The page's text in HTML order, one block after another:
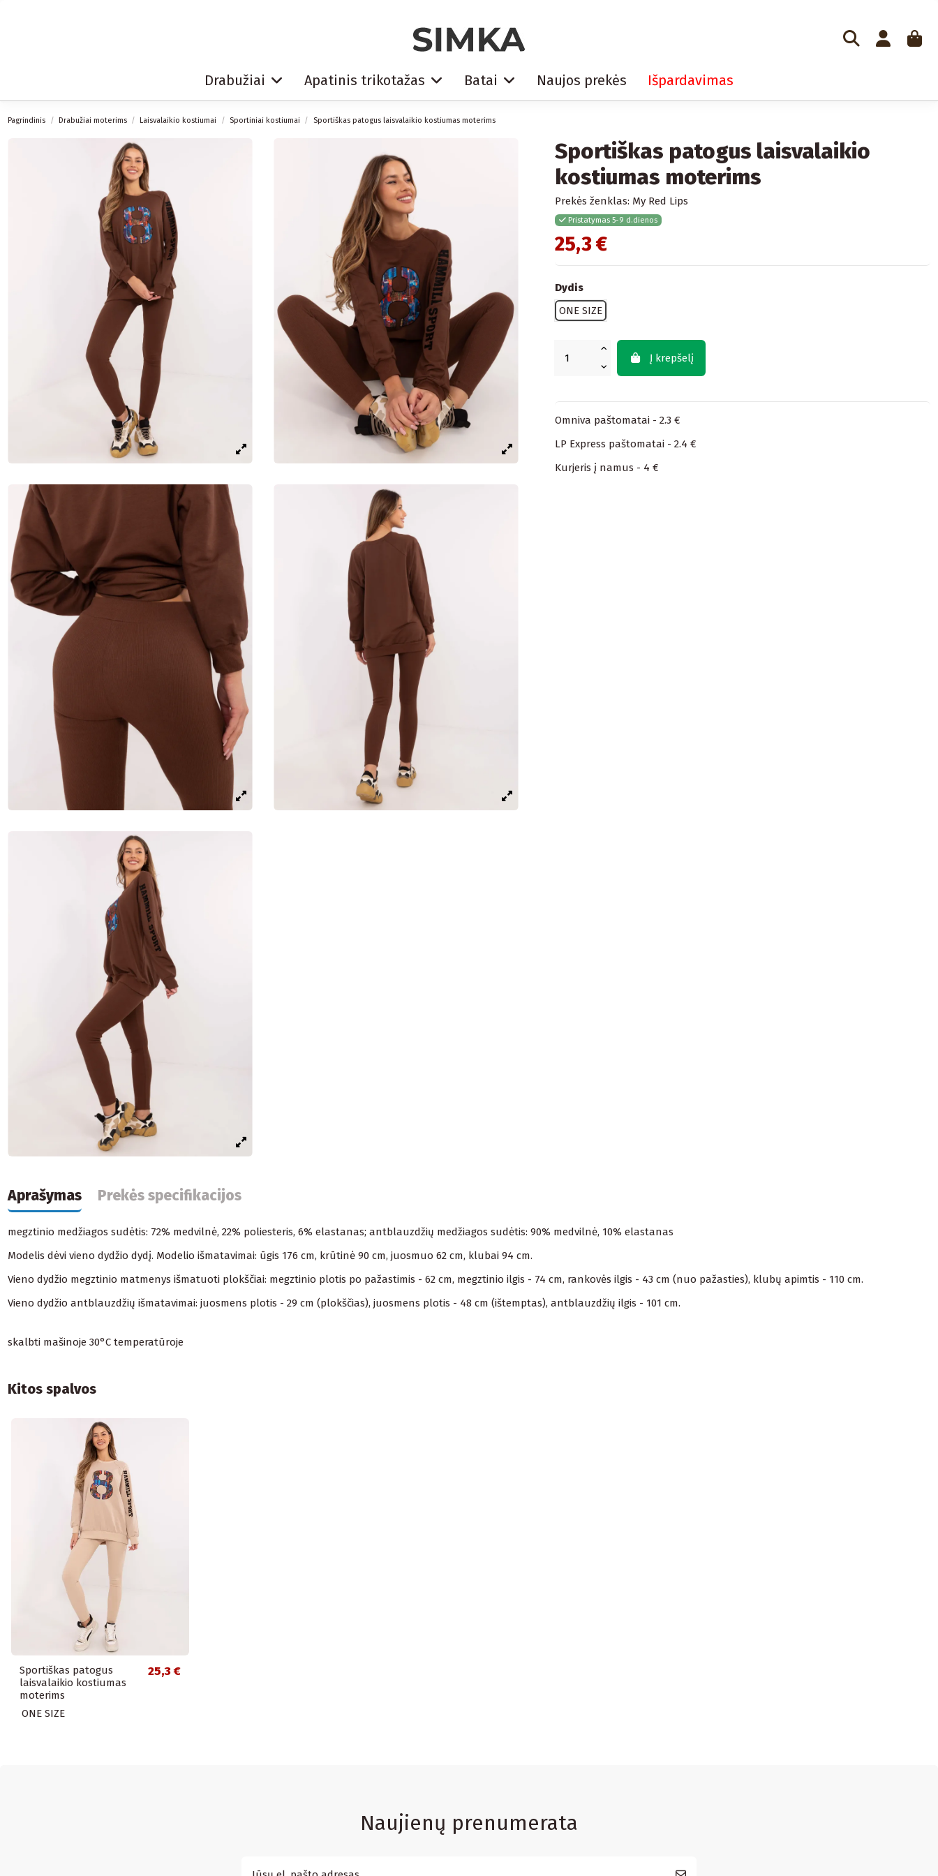
Drabužiai Apatinis trikotažas Batai Naujos prekės Išpardavimas
Pagrindinis Drabužiai moterims Laisvalaikio kostiumai Sportiniai kostiumai Sportiškas patogus laisvalaikio kostiumas moterims
Sportiškas patogus laisvalaikio
kostiumas moterims
Prekės ženklas: My Red Lips
Pristatymas 5-9 d.dienos
25,3 €
Dydis
ONE SIZE
Į krepšelį
Omniva paštomatai - 2.3 €
LP Express paštomatai - 2.4 €
Kurjeris į namus - 4 €
Aprašymas Prekės specifikacijos
megztinio medžiagos sudėtis: 72% medvilnė, 22% poliesteris, 6% elastanas; antblauzdžių medžiagos sudėtis: 90% medvilnė, 10% elastanas
Modelis dėvi vieno dydžio dydį. Modelio išmatavimai: ūgis 176 cm, krūtinė 90 cm, juosmuo 62 cm, klubai 94 cm.
Vieno dydžio megztinio matmenys išmatuoti plokščiai: megztinio plotis po pažastimis - 62 cm, megztinio ilgis - 74 cm, rankovės ilgis - 43 cm (nuo pažasties), klubų apimtis - 110 cm.
Vieno dydžio antblauzdžių išmatavimai: juosmens plotis - 29 cm (plokščias), juosmens plotis - 48 cm (ištemptas), antblauzdžių ilgis - 101 cm.
skalbti mašinoje 30°C temperatūroje
Kitos spalvos
Sportiškas patogus
laisvalaikio kostiumas
moterims
25,3 €
ONE SIZE
Naujienų prenumerata